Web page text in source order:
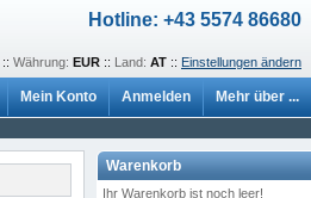
Hotline: +43 5574 86680
:: Währung: EUR :: Land: AT :: Einstellungen ändern
Mein Konto Anmelden Mehr über ...
Warenkorb
Ihr Warenkorb ist noch leer!